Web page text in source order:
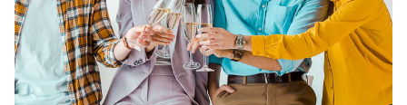
праздников
и вентиляция
Султан